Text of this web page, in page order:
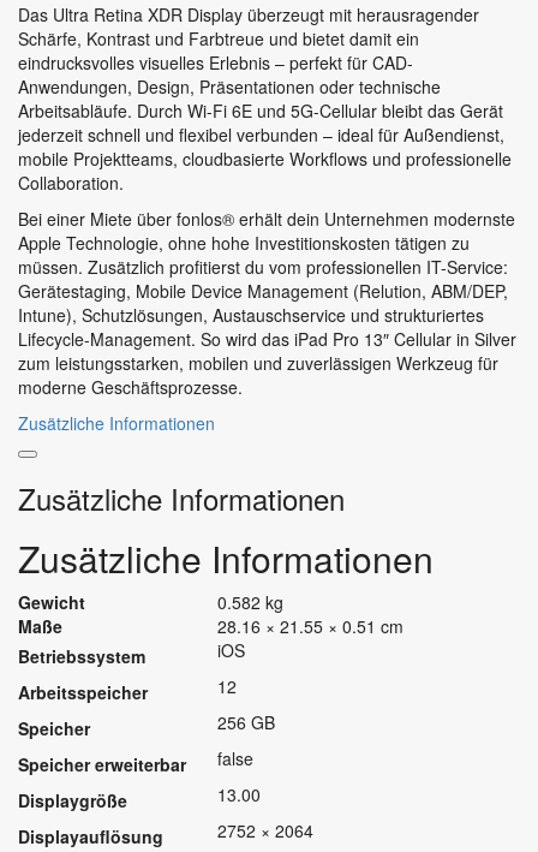
Das Ultra Retina XDR Display überzeugt mit herausragender
Schärfe, Kontrast und Farbtreue und bietet damit ein
eindrucksvolles visuelles Erlebnis – perfekt für CAD-
Anwendungen, Design, Präsentationen oder technische
Arbeitsabläufe. Durch Wi-Fi 6E und 5G-Cellular bleibt das Gerät
jederzeit schnell und flexibel verbunden – ideal für Außendienst,
mobile Projektteams, cloudbasierte Workflows und professionelle
Collaboration.
Bei einer Miete über fonlos® erhält dein Unternehmen modernste
Apple Technologie, ohne hohe Investitionskosten tätigen zu
müssen. Zusätzlich profitierst du vom professionellen IT-Service:
Gerätestaging, Mobile Device Management (Relution, ABM/DEP,
Intune), Schutzlösungen, Austauschservice und strukturiertes
Lifecycle-Management. So wird das iPad Pro 13″ Cellular in Silver
zum leistungsstarken, mobilen und zuverlässigen Werkzeug für
moderne Geschäftsprozesse.
Zusätzliche Informationen
Zusätzliche Informationen
Zusätzliche Informationen
Gewicht
0.582 kg
Maße
28.16 × 21.55 × 0.51 cm
Betriebssystem
iOS
Arbeitsspeicher
12
Speicher
256 GB
Speicher erweiterbar
false
Displaygröße
13.00
Displayauflösung
2752 × 2064